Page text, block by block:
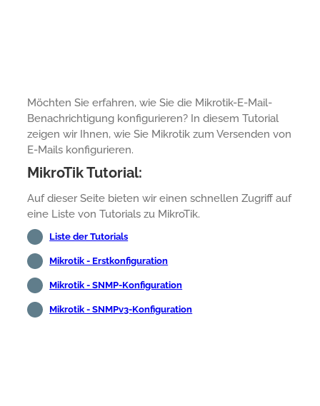
Möchten Sie erfahren, wie Sie die Mikrotik-E-Mail-
Benachrichtigung konfigurieren? In diesem Tutorial
zeigen wir Ihnen, wie Sie Mikrotik zum Versenden von
E-Mails konfigurieren.
MikroTik Tutorial:
Auf dieser Seite bieten wir einen schnellen Zugriff auf
eine Liste von Tutorials zu MikroTik.
Liste der Tutorials
Mikrotik - Erstkonfiguration
Mikrotik - SNMP-Konfiguration
Mikrotik - SNMPv3-Konfiguration